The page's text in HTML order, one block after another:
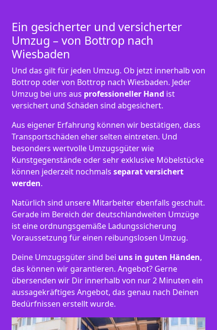
Ein gesicherter und versicherter
Umzug – von Bottrop nach
Wiesbaden
Und das gilt für jeden Umzug. Ob jetzt innerhalb von
Bottrop oder von Bottrop nach Wiesbaden. Jeder
Umzug bei uns aus professioneller Hand ist
versichert und Schäden sind abgesichert.
Aus eigener Erfahrung können wir bestätigen, dass
Transportschäden eher selten eintreten. Und
besonders wertvolle Umzugsgüter wie
Kunstgegenstände oder sehr exklusive Möbelstücke
können jederzeit nochmals separat versichert
werden.
Natürlich sind unsere Mitarbeiter ebenfalls geschult.
Gerade im Bereich der deutschlandweiten Umzüge
ist eine ordnungsgemäße Ladungssicherung
Voraussetzung für einen reibungslosen Umzug.
Deine Umzugsgüter sind bei uns in guten Händen,
das können wir garantieren. Angebot? Gerne
übersenden wir Dir innerhalb von nur 2 Minuten ein
aussagekräftiges Angebot, das genau nach Deinen
Bedürfnissen erstellt wurde.